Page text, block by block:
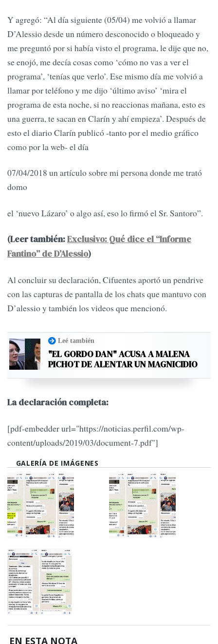
Y agregó: “Al día siguiente (05/04) me volvió a llamar
D’Alessio desde un número desconocido o bloqueado y
me preguntó por si había visto el programa, le dije que no,
se enojó, me decía cosas como ‘cómo no vas a ver el
programa’, ‘tenías que verlo’. Ese mismo día me volvió a
llamar por teléfono y me dijo ‘último aviso’ ‘mira el
programa de esta noche, si no reaccionas mañana, esto es
una guerra, te sacan en Clarín y ahí empieza’. Después de
esto el diario Clarín publicó -tanto por el medio gráfico
como por la web- el día
07/04/2018 un artículo sobre mi persona donde me trató
domo
el ‘nuevo Lázaro’ o algo así, eso lo firmó el Sr. Santoro”.
(Leer también:Exclusivo: Qué dice el “Informe
Fantino” de D’Alessio)
Al concluir su declaración, Cifuentes aportó un pendrive
con las capturas de pantalla de los chats que mantuvo con
D’alessio y también los videos que mencionó.
Leé también
"EL GORDO DAN" ACUSA A MALENA
PICHOT DE ALENTAR UN MAGNICIDIO
La declaración completa:
[pdf-embedder url="https://noticias.perfil.com/wp-
content/uploads/2019/03/document-7.pdf"]
GALERÍA DE IMÁGENES
EN ESTA NOTA